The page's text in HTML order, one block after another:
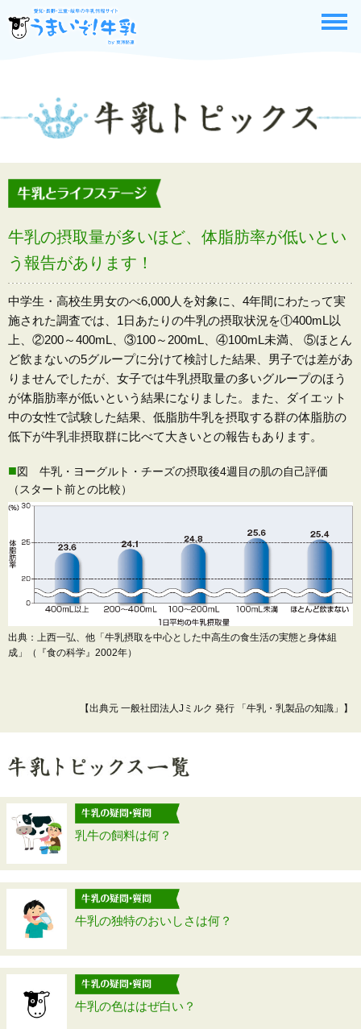
牛乳の摂取量が多いほど、体脂肪率が低いとい
う報告があります！
中学生・高校生男女のべ6,000人を対象に、4年間にわたって実
施された調査では、1日あたりの牛乳の摂取状況を①400mL以
上、②200～400mL、③100～200mL、④100mL未満、 ⑤ほとん
ど飲まないの5グループに分けて検討した結果、男子では差があ
りませんでしたが、女子では牛乳摂取量の多いグループのほう
が体脂肪率が低いという結果になりました。また、ダイエット
中の女性で試験した結果、低脂肪牛乳を摂取する群の体脂肪の
低下が牛乳非摂取群に比べて大きいとの報告もあります。
■図 牛乳・ヨーグルト・チーズの摂取後4週目の肌の自己評価
（スタート前との比較）
出典：上西一弘、他「牛乳摂取を中心とした中高生の食生活の実態と身体組
成」（『食の科学』2002年）
【出典元 一般社団法人Jミルク 発行 「牛乳・乳製品の知識」】
乳牛の飼料は何？
牛乳の独特のおいしさは何？
牛乳の色ははぜ白い？